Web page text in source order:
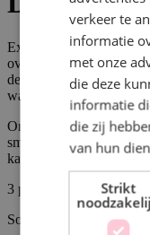
Extra genieten van extra
overheerlijke
de puntjes zodat jij je
wat jij nog moet doen, is
Onze dessert maken we
smullen van een
kan krijgen.
3 producten
Sorteer op
verkeer te
informatie
met onze
die deze
informatie
die zij
van hun
Strikt